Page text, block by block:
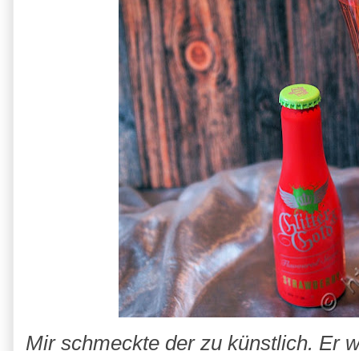
Mir schmeckte der zu künstlich. Er